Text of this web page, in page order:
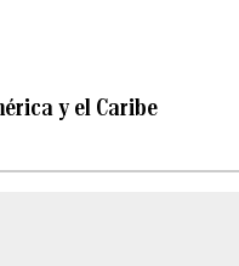
y el Caribe